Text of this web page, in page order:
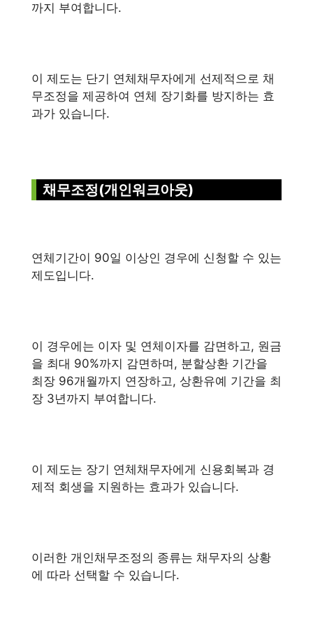
까지 부여합니다.
이 제도는 단기 연체채무자에게 선제적으로 채
무조정을 제공하여 연체 장기화를 방지하는 효
과가 있습니다.
채무조정(개인워크아웃)
연체기간이 90일 이상인 경우에 신청할 수 있는
제도입니다.
이 경우에는 이자 및 연체이자를 감면하고, 원금
을 최대 90%까지 감면하며, 분할상환 기간을
최장 96개월까지 연장하고, 상환유예 기간을 최
장 3년까지 부여합니다.
이 제도는 장기 연체채무자에게 신용회복과 경
제적 회생을 지원하는 효과가 있습니다.
이러한 개인채무조정의 종류는 채무자의 상황
에 따라 선택할 수 있습니다.